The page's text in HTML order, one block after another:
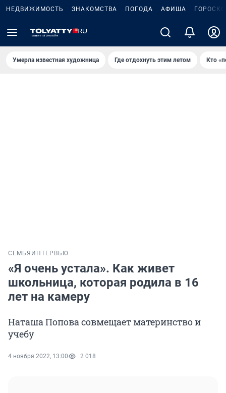
НЕДВИЖИМОСТЬ ЗНАКОМСТВА ПОГОДА АФИША
Умерла известная художница Где отдохнуть этим летом Кто
СЕМЬЯ ИНТЕРВЬЮ
«Я очень устала». Как живет
школьница, которая родила в 16
лет на камеру
Наташа Попова совмещает материнство и
учебу
4 ноября 2022, 13:00 2 018